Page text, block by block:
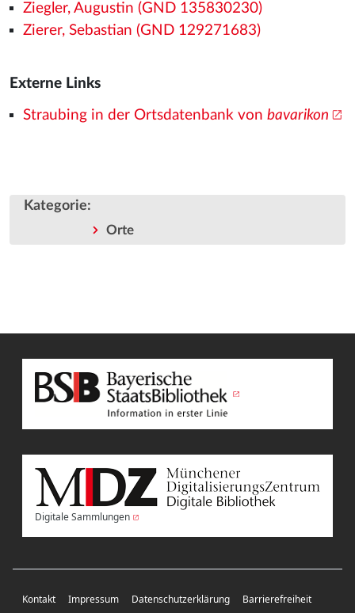
Ziegler, Augustin (GND 135830230)
Zierer, Sebastian (GND 129271683)
Externe Links
Straubing in der Ortsdatenbank von bavarikon
Kategorie:
Orte
Digitale Sammlungen
Kontakt Impressum Datenschutzerklärung Barrierefreiheit